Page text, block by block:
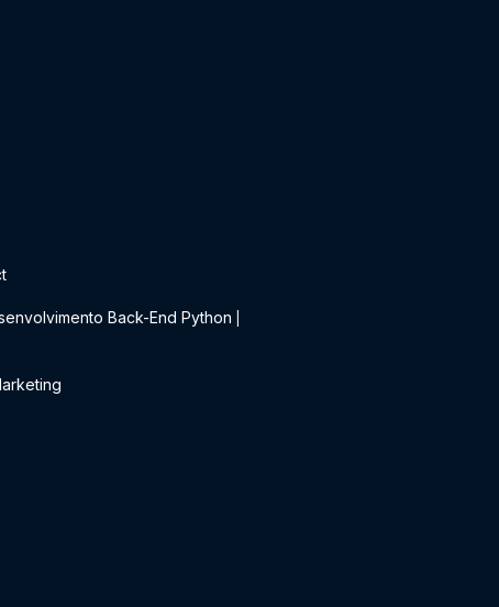
Back-End Python